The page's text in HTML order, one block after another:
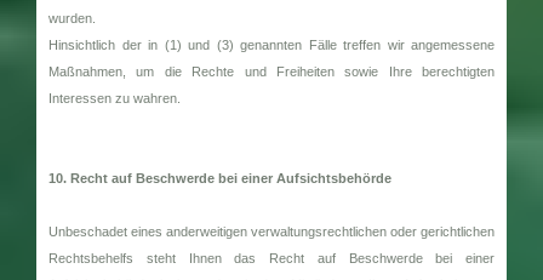
wurden.
Hinsichtlich der in (1) und (3) genannten Fälle treffen wir angemessene
Maßnahmen, um die Rechte und Freiheiten sowie Ihre berechtigten
Interessen zu wahren.
10. Recht auf Beschwerde bei einer Aufsichtsbehörde
Unbeschadet eines anderweitigen verwaltungsrechtlichen oder gerichtlichen
Rechtsbehelfs steht Ihnen das Recht auf Beschwerde bei einer